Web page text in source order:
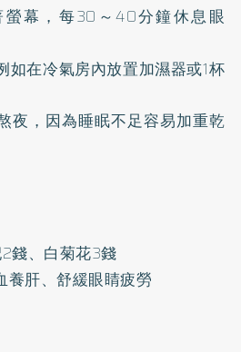
幕，每30～40分鐘休息眼
如在冷氣房內放置加濕器或1杯
夜，因為睡眠不足容易加重乾
錢、白菊花3錢
養肝、舒緩眼睛疲勞